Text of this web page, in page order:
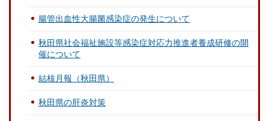
腸管出血性大腸菌感染症の発生について
秋田県社会福祉施設等感染症対応力推進者養成研修の開
催について
結核月報（秋田県）
秋田県の肝炎対策